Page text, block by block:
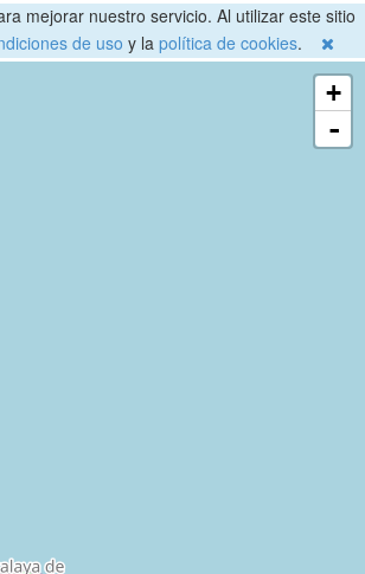
mejorar nuestro servicio. Al utilizar este sitio
de uso y la política de cookies.
+
-